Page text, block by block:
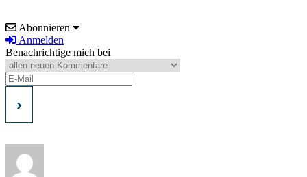
Abonnieren
Anmelden
Benachrichtige mich bei